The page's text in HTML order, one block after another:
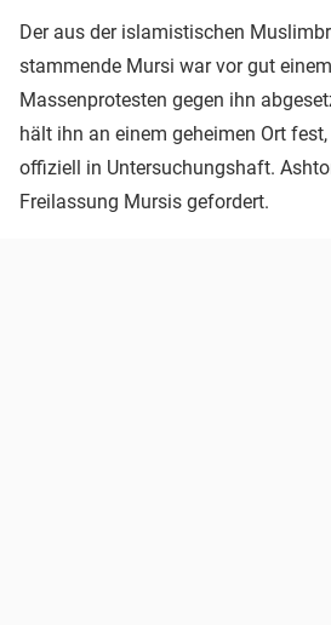
Der aus der islamistischen
stammende Mursi war vor gut
Massenprotesten gegen ihn
hält ihn an einem geheimen Ort
offiziell in Untersuchungshaft.
Freilassung Mursis gefordert.